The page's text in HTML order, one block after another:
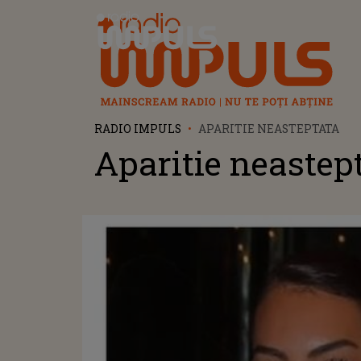
Radio Impuls
RADIO IMPULS APARITIE NEASTEPTATA
Aparitie